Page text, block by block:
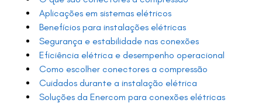
Aplicações em sistemas elétricos
Benefícios para instalações elétricas
Segurança e estabilidade nas conexões
Eficiência elétrica e desempenho operacional
Como escolher conectores a compressão
Cuidados durante a instalação elétrica
Soluções da Enercom para conexões elétricas